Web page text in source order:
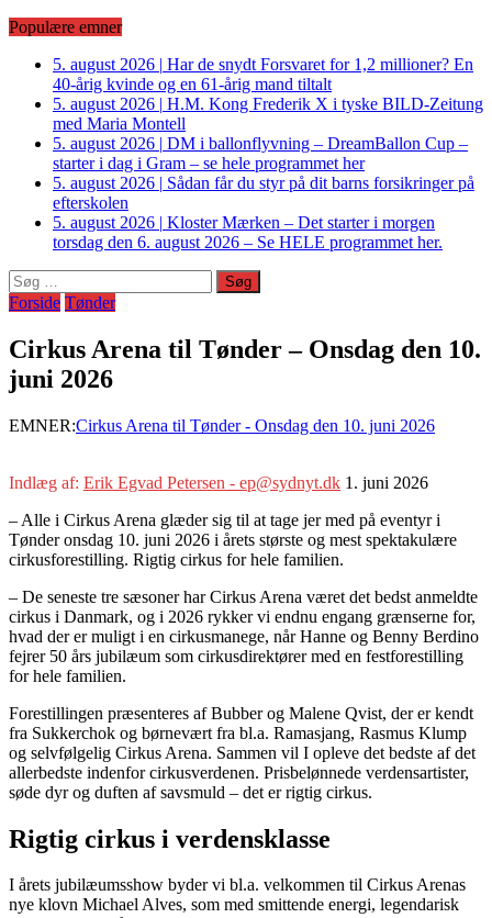
Populære emner
5. august 2026 | Har de snydt Forsvaret for 1,2 millioner? En
40-årig kvinde og en 61-årig mand tiltalt
5. august 2026 | H.M. Kong Frederik X i tyske BILD-Zeitung
med Maria Montell
5. august 2026 | DM i ballonflyvning – DreamBallon Cup –
starter i dag i Gram – se hele programmet her
5. august 2026 | Sådan får du styr på dit barns forsikringer på
efterskolen
5. august 2026 | Kloster Mærken – Det starter i morgen
torsdag den 6. august 2026 – Se HELE programmet her.
Søg
efter:
Forside Tønder
Cirkus Arena til Tønder – Onsdag den 10.
juni 2026
EMNER:Cirkus Arena til Tønder - Onsdag den 10. juni 2026
Indlæg af: Erik Egvad Petersen - ep@sydnyt.dk 1. juni 2026
– Alle i Cirkus Arena glæder sig til at tage jer med på eventyr i
Tønder onsdag 10. juni 2026 i årets største og mest spektakulære
cirkusforestilling. Rigtig cirkus for hele familien.
– De seneste tre sæsoner har Cirkus Arena været det bedst anmeldte
cirkus i Danmark, og i 2026 rykker vi endnu engang grænserne for,
hvad der er muligt i en cirkusmanege, når Hanne og Benny Berdino
fejrer 50 års jubilæum som cirkusdirektører med en festforestilling
for hele familien.
Forestillingen præsenteres af Bubber og Malene Qvist, der er kendt
fra Sukkerchok og børnevært fra bl.a. Ramasjang, Rasmus Klump
og selvfølgelig Cirkus Arena. Sammen vil I opleve det bedste af det
allerbedste indenfor cirkusverdenen. Prisbelønnede verdensartister,
søde dyr og duften af savsmuld – det er rigtig cirkus.
Rigtig cirkus i verdensklasse
I årets jubilæumsshow byder vi bl.a. velkommen til Cirkus Arenas
nye klovn Michael Alves, som med smittende energi, legendarisk